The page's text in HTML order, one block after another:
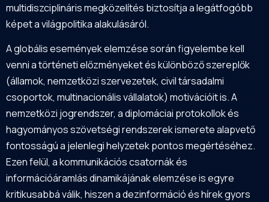
multidiszciplináris megközelítés biztosítja a legátfogóbb
képet a világpolitika alakulásáról.
A globális események elemzése során figyelembe kell
venni a történeti előzményeket és különböző szereplők
(államok, nemzetközi szervezetek, civil társadalmi
csoportok, multinacionális vállalatok) motivációit is. A
nemzetközi jogrendszer, a diplomáciai protokollok és
hagyományos szövetségi rendszerek ismerete alapvető
fontosságú a jelenlegi helyzetek pontos megértéséhez.
Ezen felül, a kommunikációs csatornák és
információáramlás dinamikájának elemzése is egyre
kritikusabbá válik, hiszen a dezinformáció és hírek gyors